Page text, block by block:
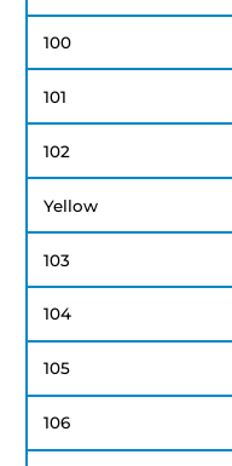
100
101
102
Yellow
103
104
105
106